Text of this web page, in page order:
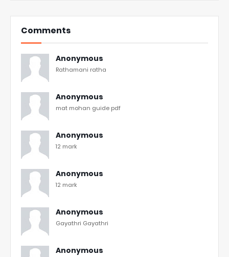
Comments
Anonymous
Rathamani ratha
Anonymous
mat mohan guide pdf
Anonymous
12 mark
Anonymous
12 mark
Anonymous
Gayathri Gayathri
Anonymous